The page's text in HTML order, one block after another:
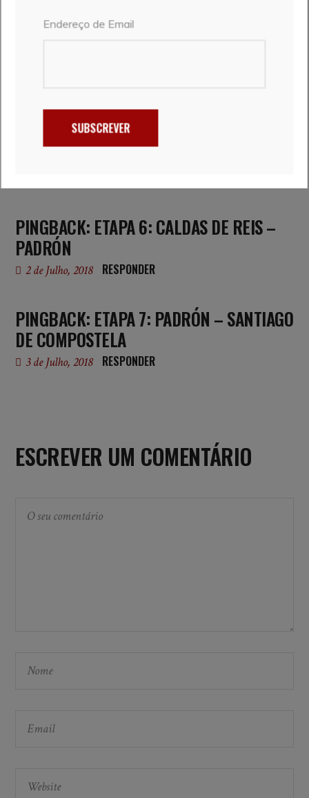
1 de Novembro, 2025
PINGBACK: ETAPA 6: CALDAS DE REIS –
PADRÓN
2 de Julho, 2018 RESPONDER
PINGBACK: ETAPA 7: PADRÓN – SANTIAGO
DE COMPOSTELA
3 de Julho, 2018 RESPONDER
ESCREVER UM COMENTÁRIO
Endereço de Email
SUBSCREVER